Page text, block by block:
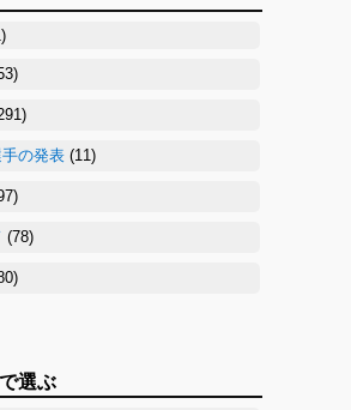
の発表 (11)
(78)
選ぶ